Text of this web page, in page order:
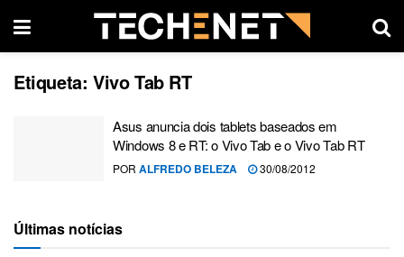
Etiqueta: Vivo Tab RT
Asus anuncia dois tablets baseados em
Windows 8 e RT: o Vivo Tab e o Vivo Tab RT
POR ALFREDO BELEZA 30/08/2012
Últimas notícias